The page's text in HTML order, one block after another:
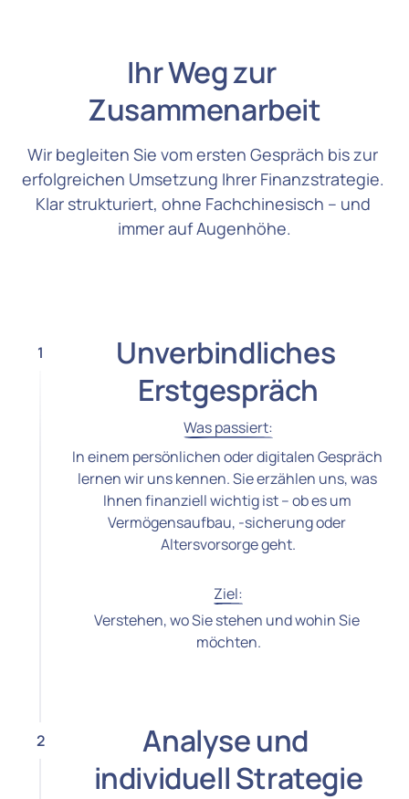
Ihr Weg zur
Zusammenarbeit
Wir begleiten Sie vom ersten Gespräch bis zur
erfolgreichen Umsetzung Ihrer Finanzstrategie.
Klar strukturiert, ohne Fachchinesisch – und
immer auf Augenhöhe.
1
Unverbindliches
Erstgespräch
Was passiert:
In einem persönlichen oder digitalen Gespräch
lernen wir uns kennen. Sie erzählen uns, was
Ihnen finanziell wichtig ist – ob es um
Vermögensaufbau, -sicherung oder
Altersvorsorge geht.
Ziel:
Verstehen, wo Sie stehen und wohin Sie
möchten.
2
Analyse und
individuell Strategie